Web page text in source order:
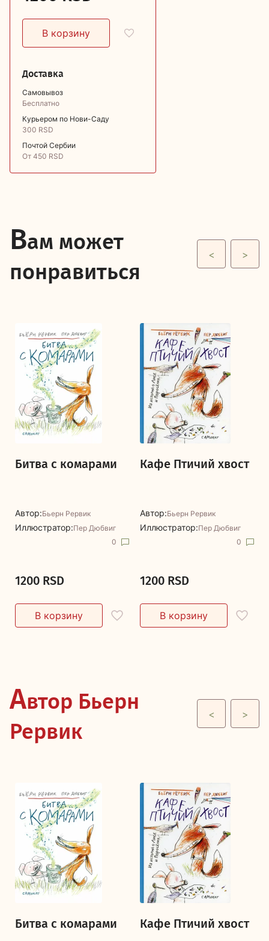
Доставка
Самовывоз
Бесплатно
Курьером по Нови-Саду
300 RSD
Почтой Сербии
От 450 RSD
Вам может
понравиться
< >
Битва с комарами
Автор:Бьерн Рервик
Иллюстратор:Пер Дюбвиг
0
1200 RSD
Кафе Птичий хвост
Автор:Бьерн Рервик
Иллюстратор:Пер Дюбвиг
0
1200 RSD
Автор Бьерн
Рервик
< >
Битва с комарами Кафе Птичий хвост